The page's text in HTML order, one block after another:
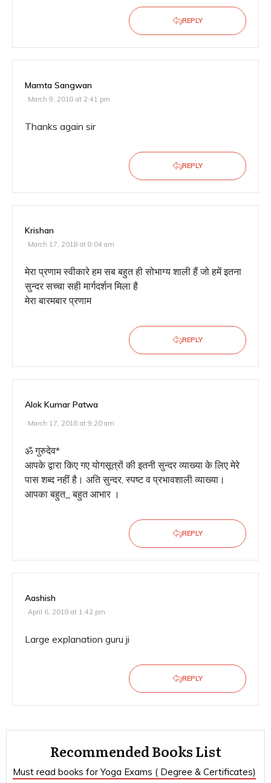
REPLY
Mamta Sangwan
March 9, 2018 at 2:41 pm
Thanks again sir
REPLY
Krishan
March 17, 2018 at 8:04 am
मेरा प्रणाम स्वीकारे हम सब बहुत ही सोभाग्य शाली हैं जो हमें इतना
सुन्दर सच्चा सही मार्गदर्शन मिला है
मेरा बारमबार प्रणाम
REPLY
Alok Kumar Patwa
March 17, 2018 at 9:20 am
ॐ गुरुदेव*
आपके द्वारा किए गए योगसूत्रों की इतनी सुन्दर व्याख्या के लिए मेरे
पास शब्द नहीं है। अति सुन्दर, स्पष्ट व प्रभावशाली व्याख्या।
आपका बहुत_ बहुत आभार ।
REPLY
Aashish
April 6, 2018 at 1:42 pm
Large explanation guru ji
REPLY
Recommended Books List
Must read books for Yoga Exams ( Degree & Certificates)